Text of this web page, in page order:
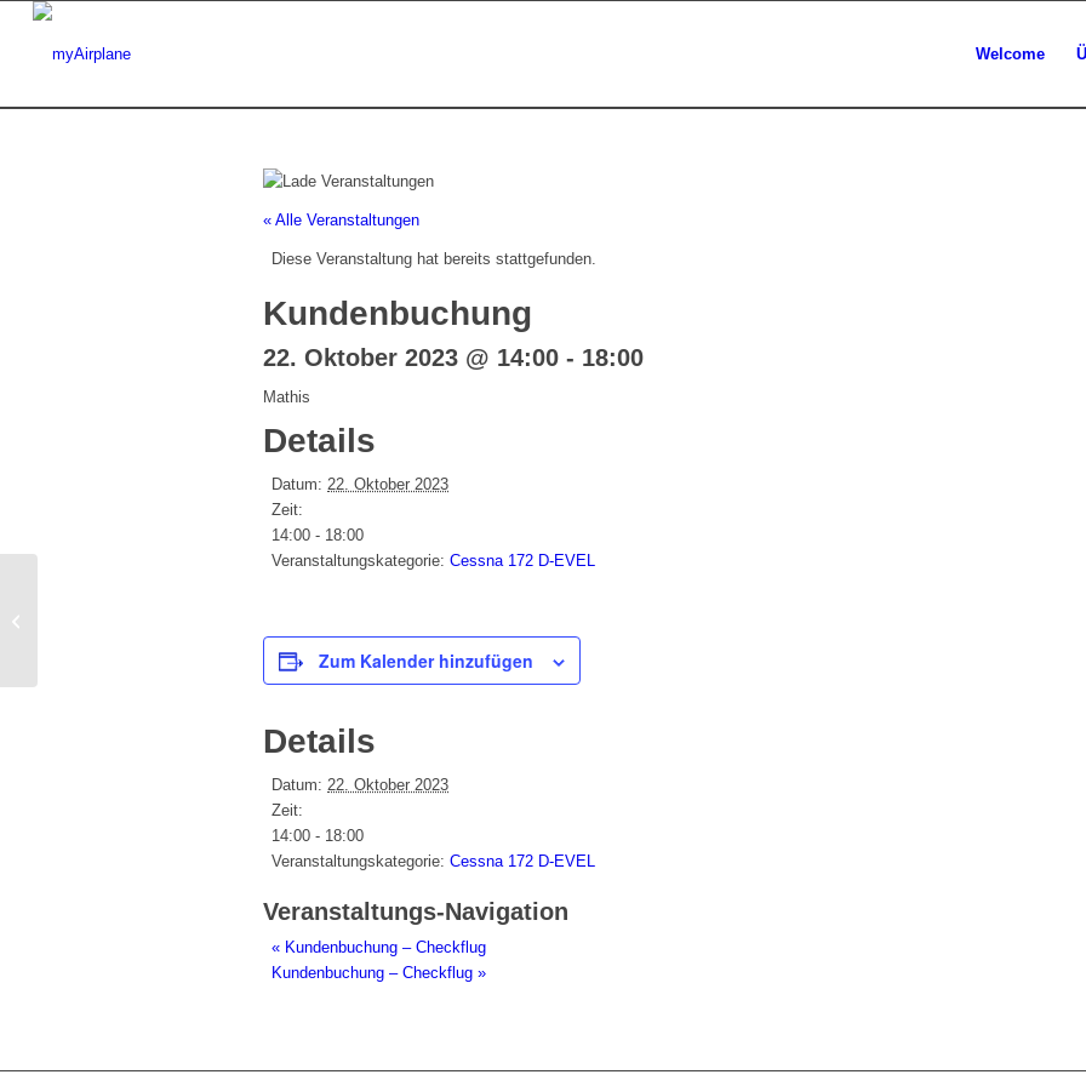
Welcome
« Alle Veranstaltungen
Diese Veranstaltung hat bereits stattgefunden.
Kundenbuchung
22. Oktober 2023 @ 14:00 - 18:00
Mathis
Details
Datum: 22. Oktober 2023
Zeit:
14:00 - 18:00
Veranstaltungskategorie: Cessna 172 D-EVEL
Zum Kalender hinzufügen
Details
Datum: 22. Oktober 2023
Zeit:
14:00 - 18:00
Veranstaltungskategorie: Cessna 172 D-EVEL
Veranstaltungs-Navigation
« Kundenbuchung – Checkflug
Kundenbuchung – Checkflug »